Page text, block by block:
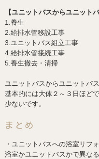
【ユニットバスからユニット
1.養生
2.給排水管移設工事
3.ユニットバス組立工事
4.給排水管接続工事
5.養生撤去・清掃
ユニットバスからユニットバ
基本的には大体２～３日ほど
少ないです。
まとめ
・ユニットバスへの浴室リフ
浴室かユニットバスかで異なる